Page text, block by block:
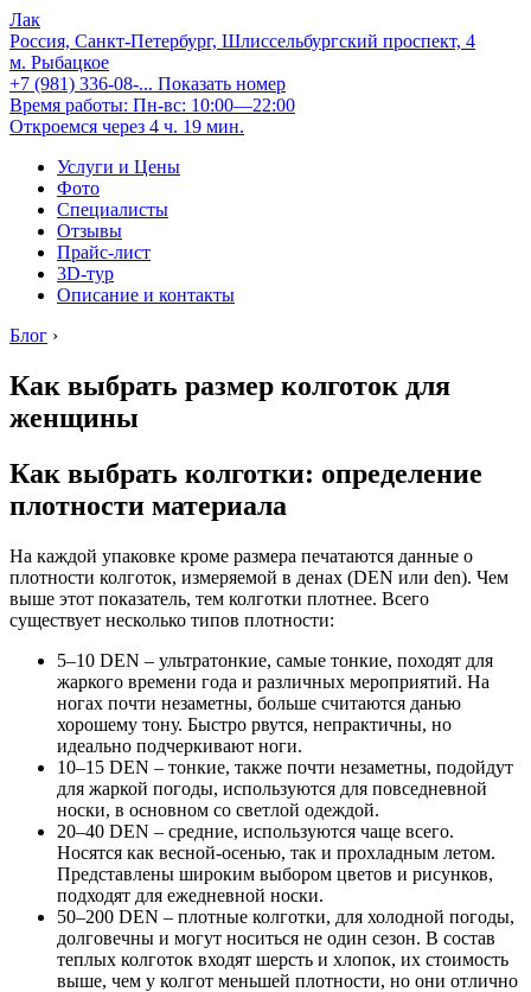
Лак
Россия, Санкт-Петербург, Шлиссельбургский проспект, 4
м. Рыбацкое
+7 (981) 336-08-... Показать номер
Время работы: Пн-вс: 10:00—22:00
Откроемся через 4 ч. 19 мин.
Услуги и Цены
Фото
Специалисты
Отзывы
Прайс-лист
3D-тур
Описание и контакты
Блог ›
Как выбрать размер колготок для
женщины
Как выбрать колготки: определение
плотности материала
На каждой упаковке кроме размера печатаются данные о
плотности колготок, измеряемой в денах (DEN или den). Чем
выше этот показатель, тем колготки плотнее. Всего
существует несколько типов плотности:
5–10 DEN – ультратонкие, самые тонкие, походят для
жаркого времени года и различных мероприятий. На
ногах почти незаметны, больше считаются данью
хорошему тону. Быстро рвутся, непрактичны, но
идеально подчеркивают ноги.
10–15 DEN – тонкие, также почти незаметны, подойдут
для жаркой погоды, используются для повседневной
носки, в основном со светлой одеждой.
20–40 DEN – средние, используются чаще всего.
Носятся как весной-осенью, так и прохладным летом.
Представлены широким выбором цветов и рисунков,
подходят для ежедневной носки.
50–200 DEN – плотные колготки, для холодной погоды,
долговечны и могут носиться не один сезон. В состав
теплых колготок входят шерсть и хлопок, их стоимость
выше, чем у колгот меньшей плотности, но они отлично